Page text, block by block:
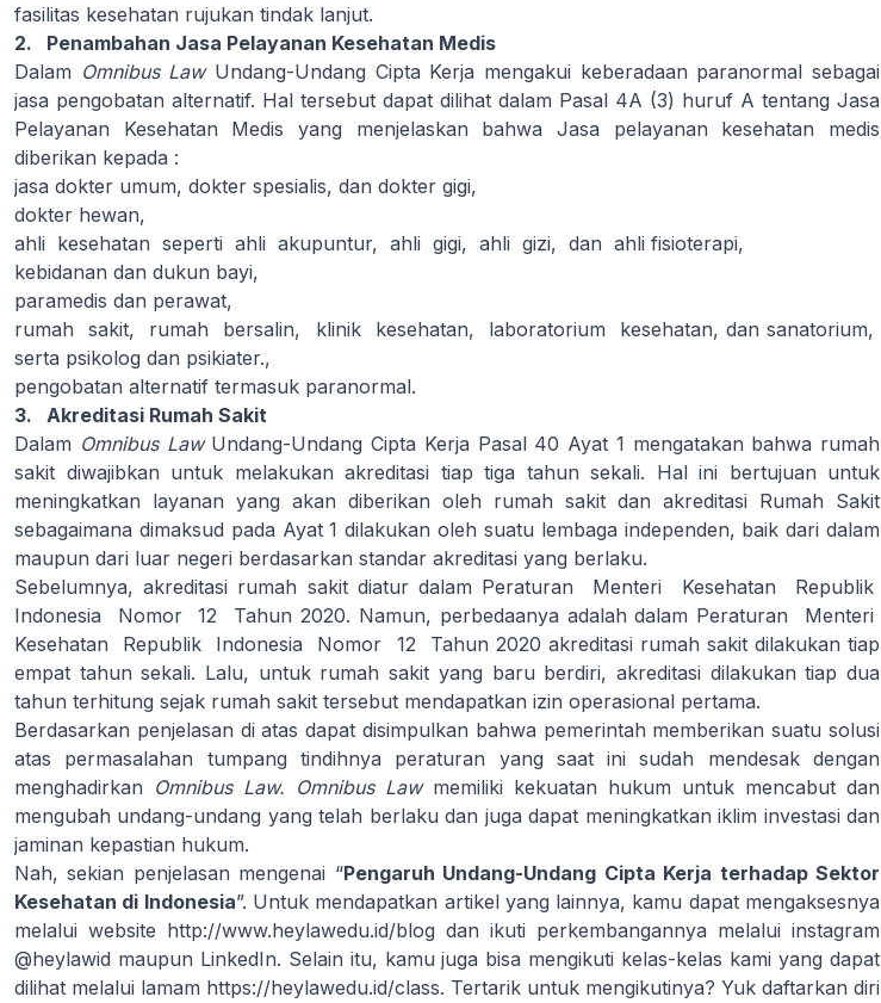
fasilitas kesehatan rujukan tindak lanjut.
2.
Penambahan Jasa Pelayanan Kesehatan Medis
Dalam Omnibus LawUndang-Undang Cipta Kerja mengakui keberadaan paranormal sebagai
jasa pengobatan alternatif. Hal tersebut dapat dilihat dalam Pasal 4A (3) huruf A tentang Jasa
Pelayanan Kesehatan Medis yang menjelaskan bahwa Jasa pelayanan kesehatan medis
diberikan kepada :
jasa dokter umum, dokter spesialis, dan dokter gigi,
dokter hewan,
ahli kesehatan seperti ahli akupuntur, ahli gigi, ahli gizi, dan ahli fisioterapi,
kebidanan dan dukun bayi,
paramedis dan perawat,
rumah sakit, rumah bersalin, klinik kesehatan, laboratorium kesehatan, dan sanatorium,
serta psikolog dan psikiater.,
pengobatan alternatif termasuk paranormal.
3. Akreditasi Rumah Sakit
Dalam Omnibus LawUndang-Undang Cipta Kerja Pasal 40 Ayat 1 mengatakan bahwa rumah
sakit diwajibkan untuk melakukan akreditasi tiap tiga tahun sekali. Hal ini bertujuan untuk
meningkatkan layanan yang akan diberikan oleh rumah sakit dan akreditasi Rumah Sakit
sebagaimana dimaksud pada Ayat 1 dilakukan oleh suatu lembaga independen, baik dari dalam
maupun dari luar negeri berdasarkan standar akreditasi yang berlaku.
Sebelumnya, akreditasi rumah sakit diatur dalam Peraturan Menteri Kesehatan Republik
Indonesia Nomor 12 Tahun 2020. Namun, perbedaanya adalah dalam Peraturan Menteri
Kesehatan Republik Indonesia Nomor 12 Tahun 2020 akreditasi rumah sakit dilakukan tiap
empat tahun sekali. Lalu, untuk rumah sakit yang baru berdiri, akreditasi dilakukan tiap dua
tahun terhitung sejak rumah sakit tersebut mendapatkan izin operasional pertama.
Berdasarkan penjelasan di atas dapat disimpulkan bahwa pemerintah memberikan suatu solusi
atas permasalahan tumpang tindihnya peraturan yang saat ini sudah mendesak dengan
menghadirkan Omnibus Law. Omnibus Lawmemiliki kekuatan hukum untuk mencabut dan
mengubah undang-undang yang telah berlaku dan juga dapat meningkatkan iklim investasi dan
jaminan kepastian hukum.
Nah, sekian penjelasan mengenai “Pengaruh Undang-Undang Cipta Kerja terhadap Sektor
Kesehatan di Indonesia”. Untuk mendapatkan artikel yang lainnya, kamu dapat mengaksesnya
melalui website http://www.heylawedu.id/blog dan ikuti perkembangannya melalui instagram
@heylawid maupun LinkedIn. Selain itu, kamu juga bisa mengikuti kelas-kelas kami yang dapat
dilihat melalui lamam https://heylawedu.id/class. Tertarik untuk mengikutinya? Yuk daftarkan diri